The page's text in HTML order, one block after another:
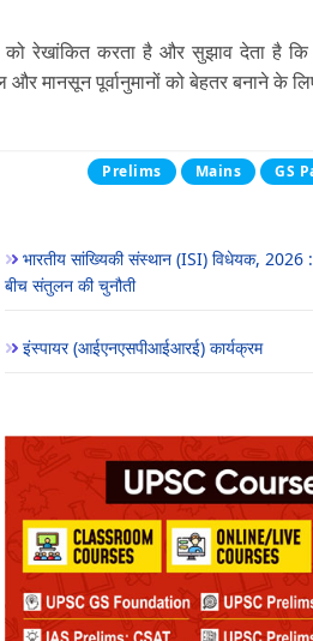
रेखांकित करता है और सुझाव देता है
मानसून पूर्वानुमानों को बेहतर बनाने के
Prelims Mains GS
भारतीय सांख्यिकी संस्थान (ISI) विधेयक, 2026
बीच संतुलन की चुनौती
इंस्पायर (आईएनएसपीआईआरई) कार्यक्रम